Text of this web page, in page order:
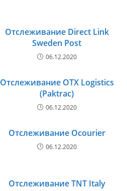
Отслеживание Direct Link
Sweden Post
06.12.2020
Отслеживание OTX Logistics
(Paktrac)
06.12.2020
Отслеживание Ocourier
06.12.2020
Отслеживание TNT Italy